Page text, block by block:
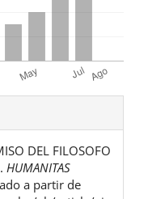
DEL FILOSOFO
HUMANITAS
a partir de